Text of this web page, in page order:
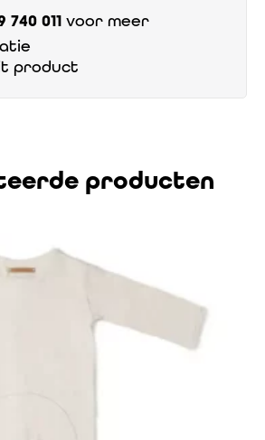
740 011 voor meer
product
producten